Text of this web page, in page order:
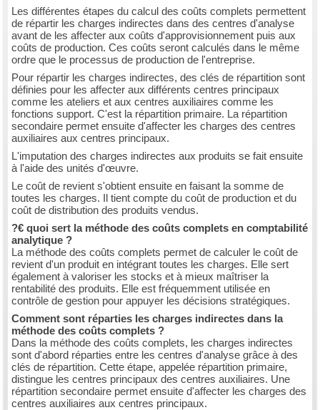
Les différentes étapes du calcul des coûts complets permettent
de répartir les charges indirectes dans des centres d'analyse
avant de les affecter aux coûts d'approvisionnement puis aux
coûts de production. Ces coûts seront calculés dans le même
ordre que le processus de production de l'entreprise.
Pour répartir les charges indirectes, des clés de répartition sont
définies pour les affecter aux différents centres principaux
comme les ateliers et aux centres auxiliaires comme les
fonctions support. C'est la répartition primaire. La répartition
secondaire permet ensuite d'affecter les charges des centres
auxiliaires aux centres principaux.
L'imputation des charges indirectes aux produits se fait ensuite
à l'aide des unités d'œuvre.
Le coût de revient s'obtient ensuite en faisant la somme de
toutes les charges. Il tient compte du coût de production et du
coût de distribution des produits vendus.
?€ quoi sert la méthode des coûts complets en comptabilité
analytique ?
La méthode des coûts complets permet de calculer le coût de
revient d'un produit en intégrant toutes les charges. Elle sert
également à valoriser les stocks et à mieux maîtriser la
rentabilité des produits. Elle est fréquemment utilisée en
contrôle de gestion pour appuyer les décisions stratégiques.
Comment sont réparties les charges indirectes dans la
méthode des coûts complets ?
Dans la méthode des coûts complets, les charges indirectes
sont d'abord réparties entre les centres d'analyse grâce à des
clés de répartition. Cette étape, appelée répartition primaire,
distingue les centres principaux des centres auxiliaires. Une
répartition secondaire permet ensuite d'affecter les charges des
centres auxiliaires aux centres principaux.